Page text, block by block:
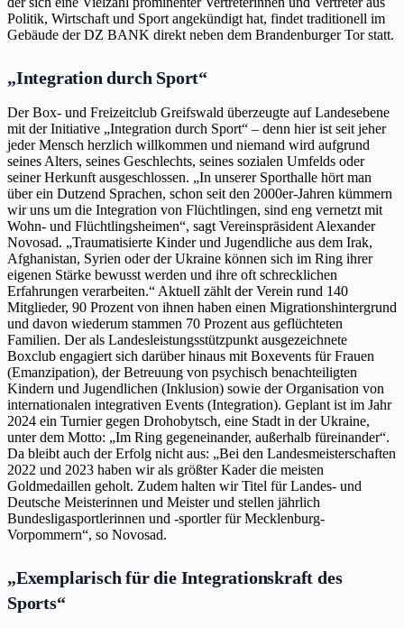
Politik, Wirtschaft und Sport angekündigt hat, findet traditionell im
Gebäude der DZ BANK direkt neben dem Brandenburger Tor statt.
„Integration durch Sport“
Der Box- und Freizeitclub Greifswald überzeugte auf Landesebene
mit der Initiative „Integration durch Sport“ – denn hier ist seit jeher
jeder Mensch herzlich willkommen und niemand wird aufgrund
seines Alters, seines Geschlechts, seines sozialen Umfelds oder
seiner Herkunft ausgeschlossen. „In unserer Sporthalle hört man
über ein Dutzend Sprachen, schon seit den 2000er-Jahren kümmern
wir uns um die Integration von Flüchtlingen, sind eng vernetzt mit
Wohn- und Flüchtlingsheimen“, sagt Vereinspräsident Alexander
Novosad. „Traumatisierte Kinder und Jugendliche aus dem Irak,
Afghanistan, Syrien oder der Ukraine können sich im Ring ihrer
eigenen Stärke bewusst werden und ihre oft schrecklichen
Erfahrungen verarbeiten.“ Aktuell zählt der Verein rund 140
Mitglieder, 90 Prozent von ihnen haben einen Migrationshintergrund
und davon wiederum stammen 70 Prozent aus geflüchteten
Familien. Der als Landesleistungsstützpunkt ausgezeichnete
Boxclub engagiert sich darüber hinaus mit Boxevents für Frauen
(Emanzipation), der Betreuung von psychisch benachteiligten
Kindern und Jugendlichen (Inklusion) sowie der Organisation von
internationalen integrativen Events (Integration). Geplant ist im Jahr
2024 ein Turnier gegen Drohobytsch, eine Stadt in der Ukraine,
unter dem Motto: „Im Ring gegeneinander, außerhalb füreinander“.
Da bleibt auch der Erfolg nicht aus: „Bei den Landesmeisterschaften
2022 und 2023 haben wir als größter Kader die meisten
Goldmedaillen geholt. Zudem halten wir Titel für Landes- und
Deutsche Meisterinnen und Meister und stellen jährlich
Bundesligasportlerinnen und -sportler für Mecklenburg-
Vorpommern“, so Novosad.
„Exemplarisch für die Integrationskraft des
Sports“